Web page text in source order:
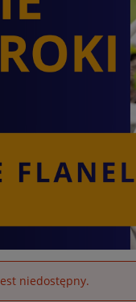
niedostępny.